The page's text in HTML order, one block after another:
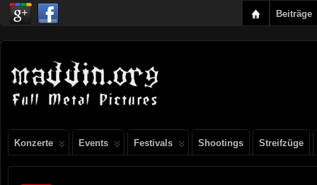
Beiträge
Konzerte Events Festivals Shootings Streifzüge